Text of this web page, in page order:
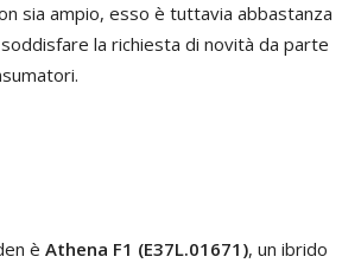
sia ampio, esso è tuttavia abbastanza
la richiesta di novità da parte
è Athena F1 (E37L.01671), un ibrido